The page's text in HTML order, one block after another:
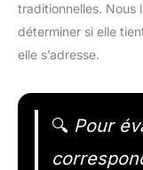
traditionnelles. Nous
déterminer si elle
elle s’adresse.
🔍 Pour